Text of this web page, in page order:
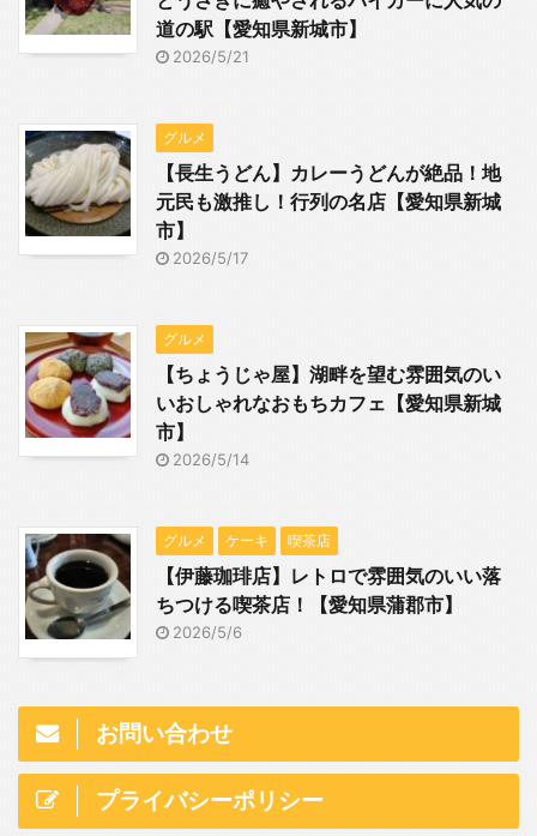
道の駅【愛知県新城市】
2026/5/21
グルメ
【長生うどん】カレーうどんが絶品！地
元民も激推し！行列の名店【愛知県新城
市】
2026/5/17
グルメ
【ちょうじゃ屋】湖畔を望む雰囲気のい
いおしゃれなおもちカフェ【愛知県新城
市】
2026/5/14
グルメ ケーキ 喫茶店
【伊藤珈琲店】レトロで雰囲気のいい落
ちつける喫茶店！【愛知県蒲郡市】
2026/5/6
お問い合わせ
プライバシーポリシー